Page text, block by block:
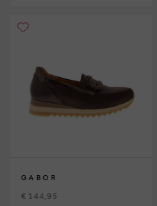
GABOR
€ 144,95